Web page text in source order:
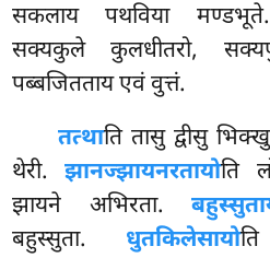
सकलाय पथविया
सक्यकुले कुलधीतरो,
पब्बजितताय एवं वुत्तं.
तत्थातितासु द्वीसु
थेरी.झानज्झायनरतायोति
झायने अभिरता.
बहुस्सुता. धुतकिलेसायो